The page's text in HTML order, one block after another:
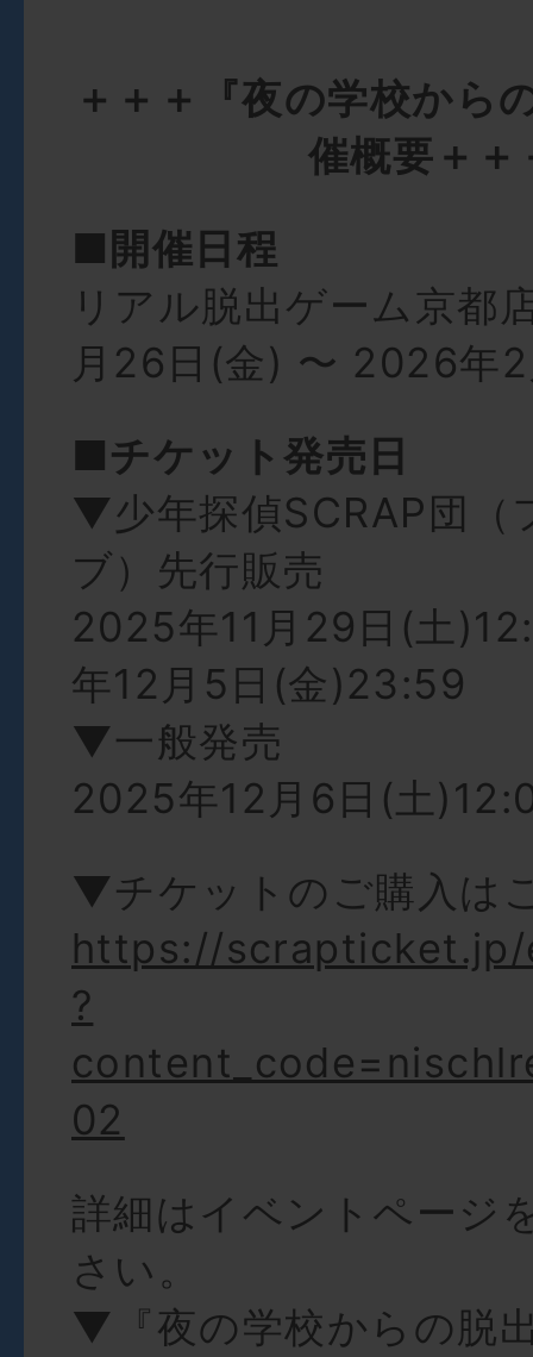
＋＋＋『夜の学校から
催概要＋＋
■開催日程
リアル脱出ゲーム京都
月26日(金) 〜 2026年
■チケット発売日
▼少年探偵SCRAP団（
ブ）先行販売
2025年11月29日(土
年12月5日(金)23:59
▼一般発売
2025年12月6日(土
▼チケットのご購入は
https://
?
02
詳細はイベントページ
さい。
▼『夜の学校からの脱